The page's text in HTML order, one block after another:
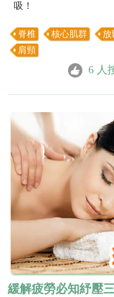
吸！
脊椎 核心肌群 放
肩頸
6 人
緩解疲勞必知紓壓